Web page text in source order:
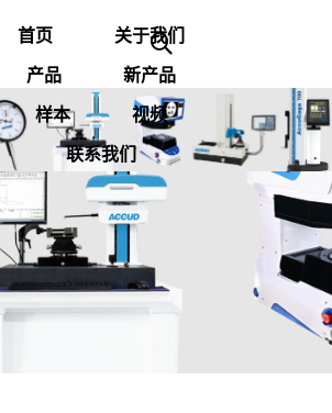
首页 关于我们
产品 新产品
样本 视频
联系我们